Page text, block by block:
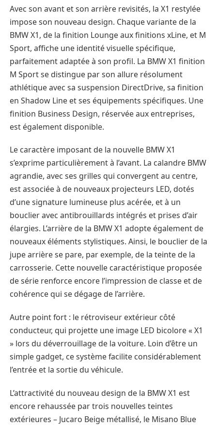
Avec son avant et son arrière revisités, la X1 restylée
impose son nouveau design. Chaque variante de la
BMW X1, de la finition Lounge aux finitions xLine, et M
Sport, affiche une identité visuelle spécifique,
parfaitement adaptée à son profil. La BMW X1 finition
M Sport se distingue par son allure résolument
athlétique avec sa suspension DirectDrive, sa finition
en Shadow Line et ses équipements spécifiques. Une
finition Business Design, réservée aux entreprises,
est également disponible.
Le caractère imposant de la nouvelle BMW X1
s’exprime particulièrement à l’avant. La calandre BMW
agrandie, avec ses grilles qui convergent au centre,
est associée à de nouveaux projecteurs LED, dotés
d’une signature lumineuse plus acérée, et à un
bouclier avec antibrouillards intégrés et prises d’air
élargies. L’arrière de la BMW X1 adopte également de
nouveaux éléments stylistiques. Ainsi, le bouclier de la
jupe arrière se pare, par exemple, de la teinte de la
carrosserie. Cette nouvelle caractéristique proposée
de série renforce encore l’impression de classe et de
cohérence qui se dégage de l’arrière.
Autre point fort : le rétroviseur extérieur côté
conducteur, qui projette une image LED bicolore « X1
» lors du déverrouillage de la voiture. Loin d’être un
simple gadget, ce système facilite considérablement
l’entrée et la sortie du véhicule.
L’attractivité du nouveau design de la BMW X1 est
encore rehaussée par trois nouvelles teintes
extérieures – Jucaro Beige métallisé, le Misano Blue